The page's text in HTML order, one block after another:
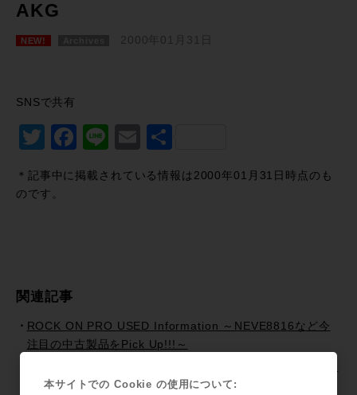
AKG
NEW! 2000年01月31日
SNSで共有
Twitter
Facebook
LineEmail
＊記事中に掲載されている情報は2000年01月31日時点のも
のです。
関連記事
ROCK ON PRO USED Information ～NEVE8816など今
注目の中古製品をPick Up!!!～
の中古製品をPick Up!!!～
本サイトでの Cookie の使用について: